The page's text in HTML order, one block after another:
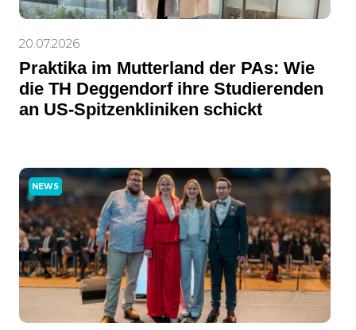
20.07.2026
Praktika im Mutterland der PAs: Wie
die TH Deggendorf ihre Studierenden
an US-Spitzenkliniken schickt
NEWS